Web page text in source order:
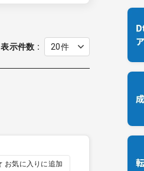
表示件数
お気に入りに追加